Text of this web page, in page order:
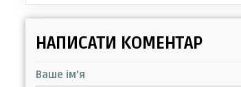
НАПИСАТИ КОМЕНТАР
Ваше ім'я